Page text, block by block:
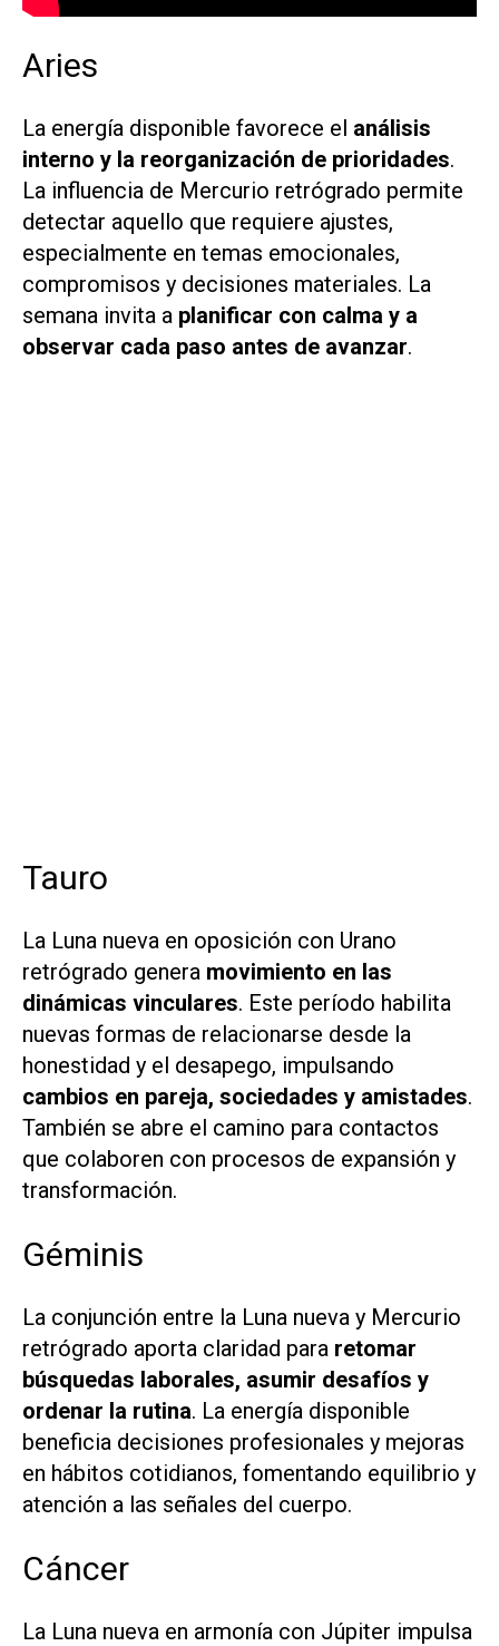
Aries
La energía disponible favorece el análisis
interno y la reorganización de prioridades.
La influencia de Mercurio retrógrado permite
detectar aquello que requiere ajustes,
especialmente en temas emocionales,
compromisos y decisiones materiales. La
semana invita a planificar con calma y a
observar cada paso antes de avanzar.
Tauro
La Luna nueva en oposición con Urano
retrógrado genera movimiento en las
dinámicas vinculares. Este período habilita
nuevas formas de relacionarse desde la
honestidad y el desapego, impulsando
cambios en pareja, sociedades y amistades.
También se abre el camino para contactos
que colaboren con procesos de expansión y
transformación.
Géminis
La conjunción entre la Luna nueva y Mercurio
retrógrado aporta claridad para retomar
búsquedas laborales, asumir desafíos y
ordenar la rutina. La energía disponible
beneficia decisiones profesionales y mejoras
en hábitos cotidianos, fomentando equilibrio y
atención a las señales del cuerpo.
Cáncer
La Luna nueva en armonía con Júpiter impulsa